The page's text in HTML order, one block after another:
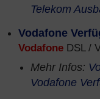
Telekom
Vodafone
Vodafone DSL /
Mehr Infos:
Vodafone